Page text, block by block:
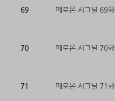
69 페로몬 시그널 69화
70 페로몬 시그널 70화
71 페로몬 시그널 71화